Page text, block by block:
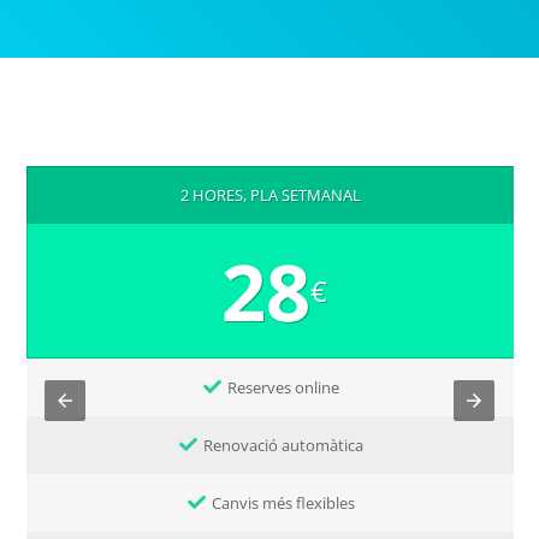
2 HORES, PLA SETMANAL
28€
Reserves online
Renovació automàtica
Canvis més flexibles